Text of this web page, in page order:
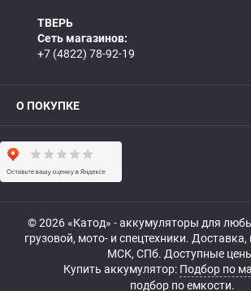
ТВЕРЬ
Сеть магазинов:
+7 (4822) 78-92-19
О ПОКУПКЕ
© 2026 «Катод» - аккумуляторы для
грузовой, мото- и спецтехники. Доставка,
МСК, СПб. Доступные
Купить аккумулятор: Подбор по
подбор по емкости.